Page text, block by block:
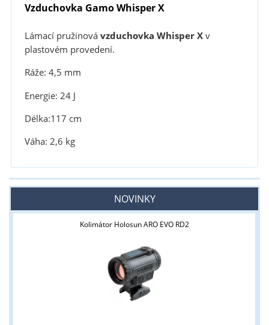
Vzduchovka Gamo Whisper X
Lámací pružinovávzduchovka Whisper Xv
plastovém provedení.
Ráže: 4,5 mm
Energie: 24 J
Délka:117 cm
Váha: 2,6 kg
NOVINKY
Kolimátor Holosun ARO EVO RD2